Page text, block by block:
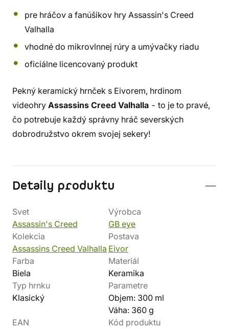
pre hráčov a fanúšikov hry Assassin's Creed
Valhalla
vhodné do mikrovlnnej rúry a umývačky riadu
oficiálne licencovaný produkt
Pekný keramický hrnček s Eivorem, hrdinom
videohry Assassins Creed Valhalla - to je to pravé,
čo potrebuje každý správny hráč severských
dobrodružstvo okrem svojej sekery!
Detaily produktu
Svet
Assassin's Creed
Výrobca
GB eye
Kolekcia
Assassins Creed Valhalla
Postava
Eivor
Farba
Biela
Materiál
Keramika
Typ hrnku
Klasický
Parametre
Objem: 300 ml
Váha: 360 g
EAN
Kód produktu